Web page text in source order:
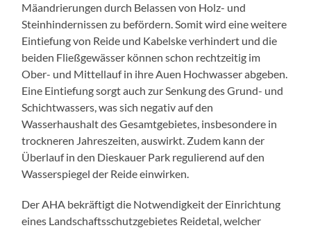
Mäandrierungen durch Belassen von Holz- und
Steinhindernissen zu befördern. Somit wird eine weitere
Eintiefung von Reide und Kabelske verhindert und die
beiden Fließgewässer können schon rechtzeitig im
Ober- und Mittellauf in ihre Auen Hochwasser abgeben.
Eine Eintiefung sorgt auch zur Senkung des Grund- und
Schichtwassers, was sich negativ auf den
Wasserhaushalt des Gesamtgebietes, insbesondere in
trockneren Jahreszeiten, auswirkt. Zudem kann der
Überlauf in den Dieskauer Park regulierend auf den
Wasserspiegel der Reide einwirken.
Der AHA bekräftigt die Notwendigkeit der Einrichtung
eines Landschaftsschutzgebietes Reidetal, welcher